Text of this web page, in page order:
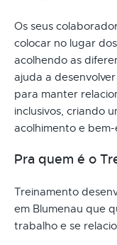
Os seus
colocar no lugar
acolhendo as
ajuda a
para manter
inclusivos, criando
acolhimento e
Pra quem é o
Treinamento
em Blumenau que
trabalho e se